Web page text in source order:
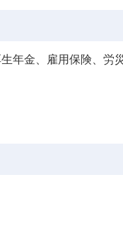
年金、雇用保険、労